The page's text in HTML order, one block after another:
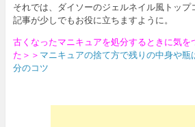
それでは、ダイソーのジェルネイル風トッ
記事が少しでもお役に立ちますように。
古くなったマニキュアを処分するときに気を
た＞＞ マニキュアの捨て方で残りの中身や
分のコツ